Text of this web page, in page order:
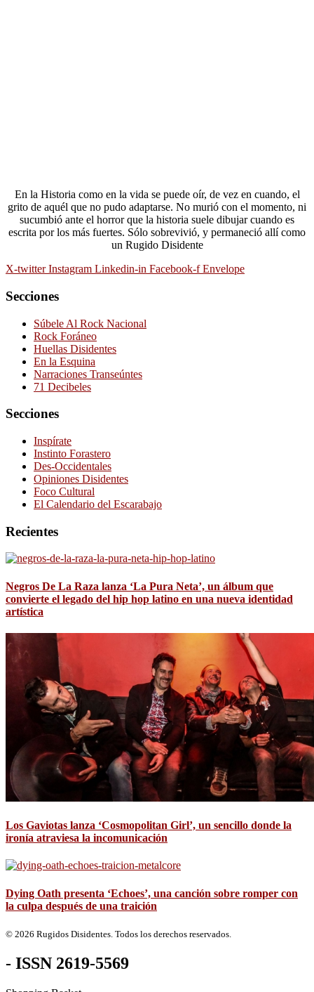
En la Historia como en la vida se puede oír, de vez en cuando, el
grito de aquél que no pudo adaptarse. No murió con el momento, ni
sucumbió ante el horror que la historia suele dibujar cuando es
escrita por los más fuertes. Sólo sobrevivió, y permaneció allí como
un Rugido Disidente
X-twitter Instagram Linkedin-in Facebook-f Envelope
Secciones
Súbele Al Rock Nacional
Rock Foráneo
Huellas Disidentes
En la Esquina
Narraciones Transeúntes
71 Decibeles
Secciones
Inspírate
Instinto Forastero
Des-Occidentales
Opiniones Disidentes
Foco Cultural
El Calendario del Escarabajo
Recientes
Negros De La Raza lanza ‘La Pura Neta’, un álbum que
convierte el legado del hip hop latino en una nueva identidad
artística
Los Gaviotas lanza ‘Cosmopolitan Girl’, un sencillo donde la
ironía atraviesa la incomunicación
Dying Oath presenta ‘Echoes’, una canción sobre romper con
la culpa después de una traición
© 2026 Rugidos Disidentes. Todos los derechos reservados.
- ISSN 2619-5569